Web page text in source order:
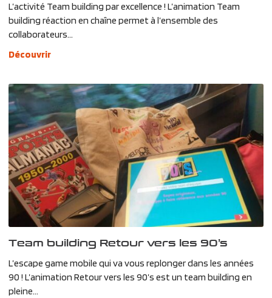
L’activité Team building par excellence ! L’animation Team
building réaction en chaîne permet à l’ensemble des
collaborateurs...
Découvrir
Team building Retour vers les 90’s
L’escape game mobile qui va vous replonger dans les années
90 ! L’animation Retour vers les 90’s est un team building en
pleine...